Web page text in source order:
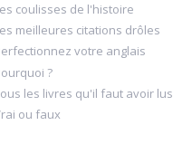
coulisses de l'histoire
meilleures citations drôles
votre anglais
?
les livres qu'il faut avoir lus
ou faux